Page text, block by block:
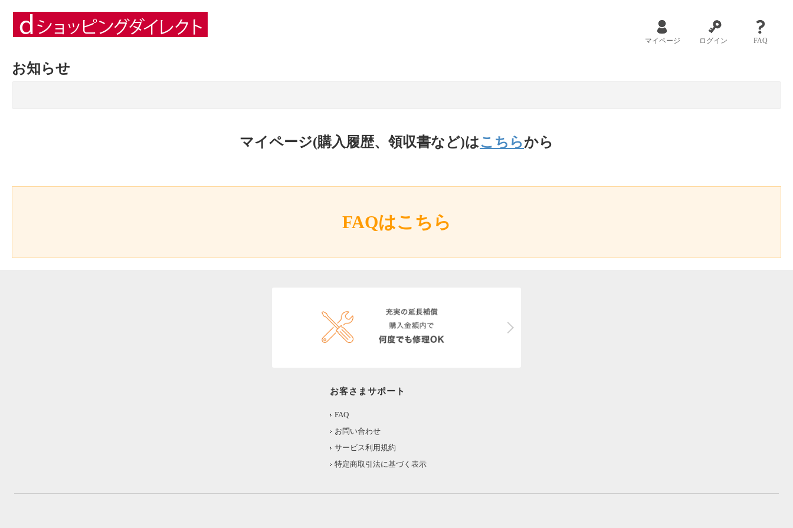
マイページ ログイン FAQ
お知らせ
マイページ(購入履歴、領収書など)はこちらから
FAQはこちら
お客さまサポート
FAQ
お問い合わせ
サービス利用規約
特定商取引法に基づく表示